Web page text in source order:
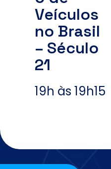
Veículos
no Brasil
– Século
21
19h às 19h15